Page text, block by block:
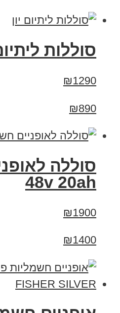
סוללות
₪1290
₪890
סוללה
48v 20ah
₪1900
₪1400